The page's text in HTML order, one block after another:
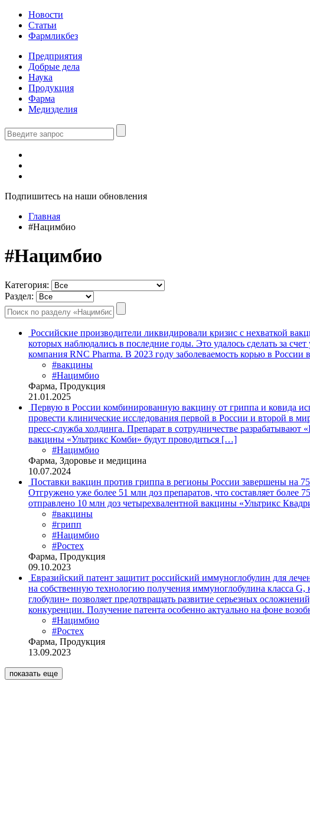
Новости
Статьи
Фармликбез
Предприятия
Добрые дела
Наука
Продукция
Фарма
Медизделия
Подпишитесь на наши обновления
Главная
#Нацимбио
#Нацимбио
Категория:
Раздел:
Российские производители ликвидировали кризис с нехваткой
которых наблюдались в последние годы. Это удалось сделать за
компания RNC Pharma. В 2023 году заболеваемость корью в
#вакцины
#Нацимбио
Фарма, Продукция
21.01.2025
Первую в России комбинированную вакцину от гриппа и ковида
провести клинические исследования первой в России и второй в
пресс-служба холдинга. Препарат в сотрудничестве
вакцины «Ультрикс Комби» будут проводиться […]
#Нацимбио
Фарма, Здоровье и медицина
10.07.2024
Поставки вакцин против гриппа в регионы России завершены на
Отгружено уже более 51 млн доз препаратов, что составляет
отправлено 10 млн доз четырехвалентной вакцины «Ультрикс
#вакцины
#грипп
#Нацимбио
#Ростех
Фарма, Продукция
09.10.2023
Евразийский патент защитит российский иммуноглобулин для
на собственную технологию получения иммуноглобулина класса
глобулин» позволяет предотвращать развитие серьезных
конкуренции. Получение патента особенно актуально на фоне
#Нацимбио
#Ростех
Фарма, Продукция
13.09.2023
показать еще